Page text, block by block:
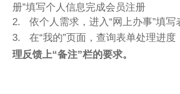
册”填写个人信息完成会员注册
2. 依个人需求，进入“网上办事”填写
3. 在“我的”页面，查询表单处理进度
理反馈上“备注”栏的要求。